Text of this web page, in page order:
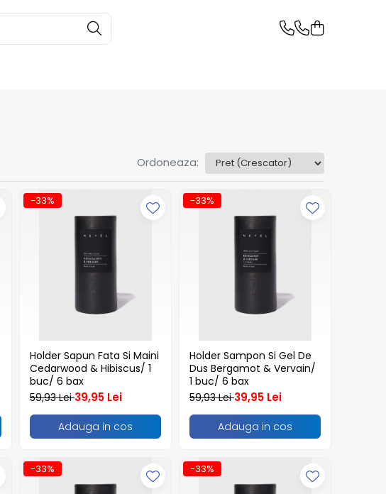
Ordoneaza:
-33%
Holder Sapun Fata Si Maini
Cedarwood & Hibiscus/ 1
buc/ 6 bax
59,93 Lei39,95 Lei
Adauga in cos
-33%
Holder Sampon Si Gel De
Dus Bergamot & Vervain/
1 buc/ 6 bax
59,93 Lei39,95 Lei
Adauga in cos
-33% -33%